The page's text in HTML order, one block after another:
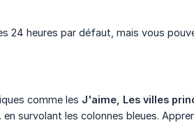
24 heures par défaut, mais vous
comme les J'aime, Les villes
en survolant les colonnes bleues.